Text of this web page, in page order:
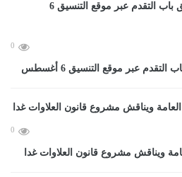
0
0
ويناقش مشروع قانون العلاوات غدا